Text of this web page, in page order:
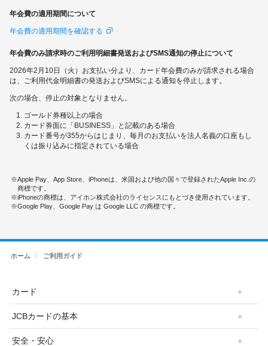
年会費の適用期間について
年会費の適用期間を確認する
年会費のみ請求時のご利用明細書発送およびSMS通知の停止について
2026年2月10日（火）お支払い分より、カード年会費のみが請求される場合
は、ご利用代金明細書の発送およびSMSによる通知を停止します。
次の場合、停止の対象となりません。
ゴールド券種以上の場合
カード券面に「BUSINESS」と記載のある場合
カード番号が355からはじまり、毎月のお支払いを法人名義の口座もし
くは振り込みに指定されている場合
Apple Pay、App Store、iPhoneは、米国および他の国々で登録されたApple Inc.の
商標です。
iPhoneの商標は、アイホン株式会社のライセンスにもとづき使用されています。
Google Play、Google Pay は Google LLC の商標です。
ホーム ご利用ガイド
カード
JCBカードの基本
安全・安心